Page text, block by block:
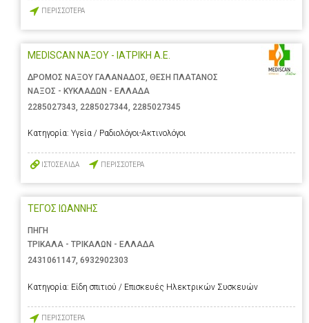
ΠΕΡΙΣΣΟΤΕΡΑ
MEDISCAN ΝΑΞΟΥ - ΙΑΤΡΙΚΗ Α.Ε.
ΔΡΟΜΟΣ ΝΑΞΟΥ ΓΑΛΑΝΑΔΟΣ, ΘΕΣΗ ΠΛΑΤΑΝΟΣ
ΝΑΞΟΣ - ΚΥΚΛΑΔΩΝ - ΕΛΛΑΔΑ
2285027343, 2285027344, 2285027345
Κατηγορία: Υγεία / Ραδιολόγοι-Ακτινολόγοι
ΙΣΤΟΣΕΛΙΔΑ ΠΕΡΙΣΣΟΤΕΡΑ
ΤΕΓΟΣ ΙΩΑΝΝΗΣ
ΠΗΓΗ
ΤΡΙΚΑΛΑ - ΤΡΙΚΑΛΩΝ - ΕΛΛΑΔΑ
2431061147, 6932902303
Κατηγορία: Είδη σπιτιού / Επισκευές Ηλεκτρικών Συσκευών
ΠΕΡΙΣΣΟΤΕΡΑ